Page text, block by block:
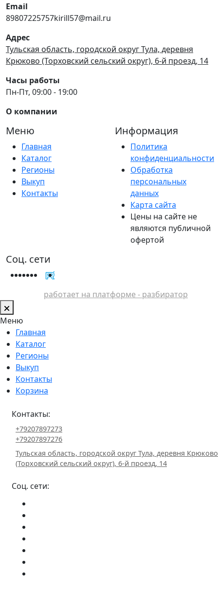
Email
89807225757kirill57@mail.ru
Адрес
Тульская область, городской округ Тула, деревня
Крюково (Торховский сельский округ), 6-й проезд, 14
Часы работы
Пн-Пт, 09:00 - 19:00
О компании
Меню
Главная
Каталог
Регионы
Выкуп
Контакты
Информация
Политика
конфиденциальности
Обработка
персональных
данных
Карта сайта
Цены на сайте не
являются публичной
офертой
Соц. сети
работает на платформе - разбиратор
Меню
Главная
Каталог
Регионы
Выкуп
Контакты
Корзина
Контакты:
+79207897273
+79207897276
Тульская область, городской округ Тула, деревня Крюково
(Торховский сельский округ), 6-й проезд, 14
Соц. сети: